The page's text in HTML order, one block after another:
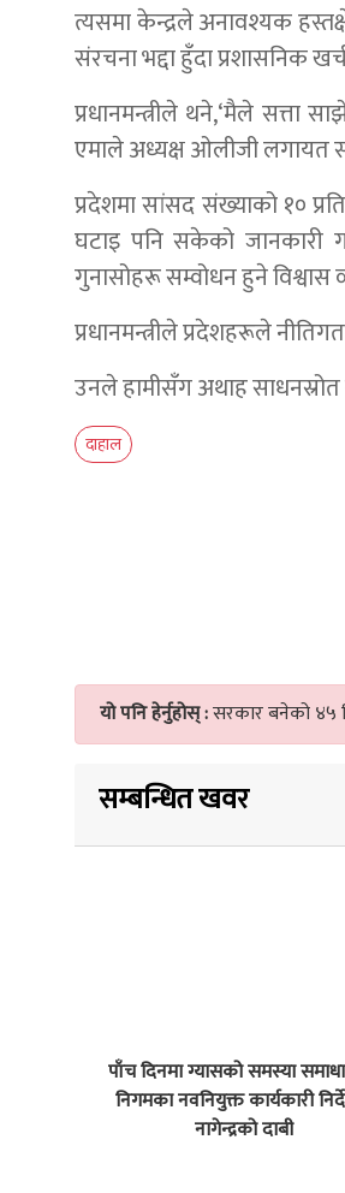
त्यसमा केन्द्रले अनावश्यक
संरचना भद्दा हुँदा
प्रधानमन्त्रीले थने,‘मैले सत्ता
एमाले अध्यक्ष ओलीजी
प्रदेशमा सांसद संख्याको १०
घटाइ पनि सकेको जानकारी
गुनासोहरू सम्वोधन हुने विश्वास
प्रधानमन्त्रीले प्रदेशहरूले
उनले हामीसँग अथाह साधनस्रोत
दाहाल
यो पनि हेर्नुहोस् :सरकार बनेको ४५
सम्बन्धित खवर
पाँच दिनमा ग्यासको समस्या
निगमका नवनियुक्त कार्यकारी
नागेन्द्रको दाबी